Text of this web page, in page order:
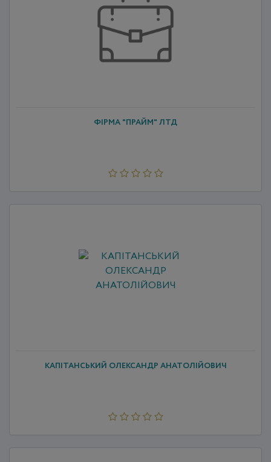
ФІРМА "ПРАЙМ" ЛТД
КАПІТАНСЬКИЙ ОЛЕКСАНДР АНАТОЛІЙОВИЧ